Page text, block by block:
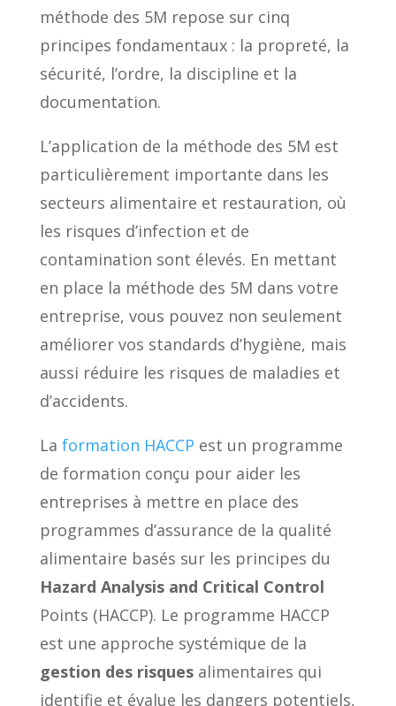
méthode des 5M repose sur cinq
principes fondamentaux : la propreté, la
sécurité, l’ordre, la discipline et la
documentation.
L’application de la méthode des 5M est
particulièrement importante dans les
secteurs alimentaire et restauration, où
les risques d’infection et de
contamination sont élevés. En mettant
en place la méthode des 5M dans votre
entreprise, vous pouvez non seulement
améliorer vos standards d’hygiène, mais
aussi réduire les risques de maladies et
d’accidents.
La formation HACCP est un programme
de formation conçu pour aider les
entreprises à mettre en place des
programmes d’assurance de la qualité
alimentaire basés sur les principes du
Hazard Analysis and Critical Control
Points (HACCP). Le programme HACCP
est une approche systémique de la
gestion des risquesalimentaires qui
identifie et évalue les dangers potentiels,